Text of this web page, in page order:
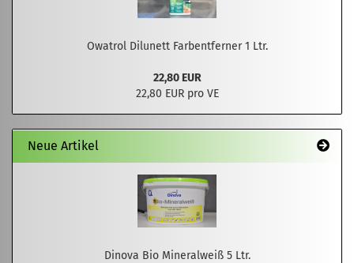
Owatrol Dilunett Farbentferner 1 Ltr.
22,80 EUR
22,80 EUR pro VE
Neue Artikel
Dinova Bio Mineralweiß 5 Ltr.